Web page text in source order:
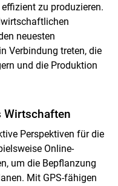
zu produzieren.
neuesten
Verbindung treten, die
und die Produktion
Wirtschaften
Perspektiven für die
Online-
um die Bepflanzung
Mit GPS-fähigen